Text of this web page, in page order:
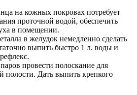
на кожных покровах потребует
проточной водой, обеспечить
в помещении.
в желудок немедленно сделать
выпить быстро 1 л. воды и
провести полоскание для
полости. Дать выпить крепкого